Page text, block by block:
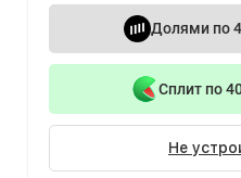
Долями по
Сплит по
Не